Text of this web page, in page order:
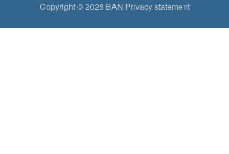
Copyright © 2026 BAN Privacy statement